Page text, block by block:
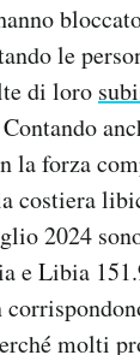
le
di loro
la forza
costiera
2024
e Libia
molti